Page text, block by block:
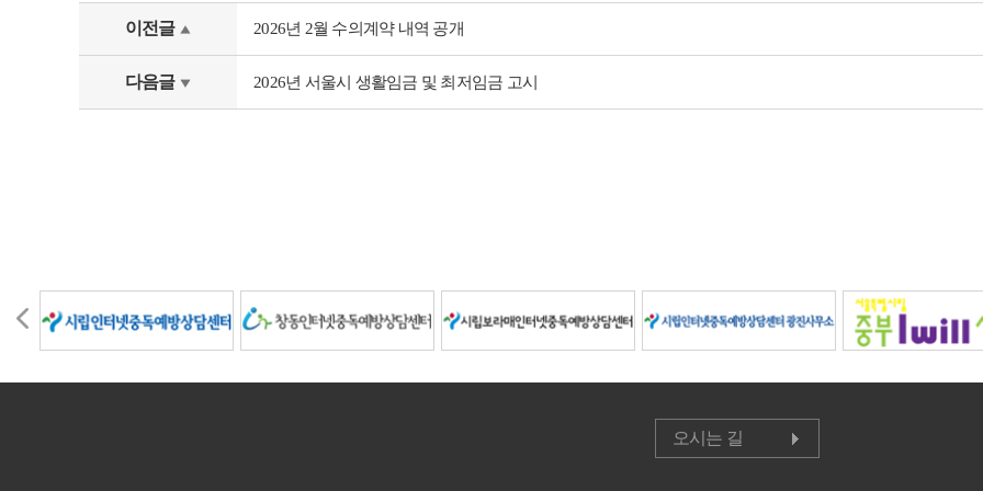
이전글 2026년 2월 수의계약 내역 공개
다음글 2026년 서울시 생활임금 및 최저임금 고시
오시는 길